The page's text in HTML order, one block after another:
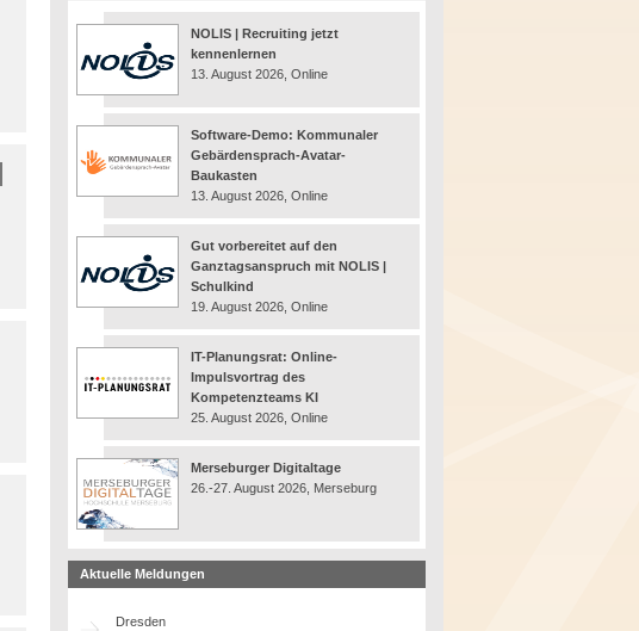
NOLIS | Recruiting jetzt
kennenlernen
13. August 2026, Online
Software-Demo: Kommunaler
Gebärdensprach-Avatar-
Baukasten
13. August 2026, Online
Gut vorbereitet auf den
Ganztagsanspruch mit NOLIS |
Schulkind
19. August 2026, Online
IT-Planungsrat: Online-
Impulsvortrag des
Kompetenzteams KI
25. August 2026, Online
Merseburger Digitaltage
26.-27. August 2026, Merseburg
Aktuelle Meldungen
Dresden